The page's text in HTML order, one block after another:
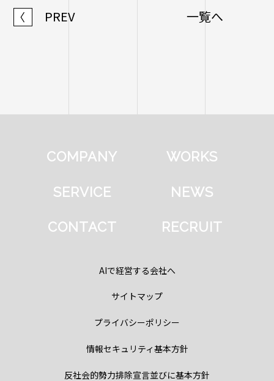
〈 PREV 一覧へ
COMPANY WORKS
SERVICE NEWS
CONTACT RECRUIT
AIで経営する会社へ
サイトマップ
プライバシーポリシー
情報セキュリティ基本方針
反社会的勢力排除宣言並びに基本方針